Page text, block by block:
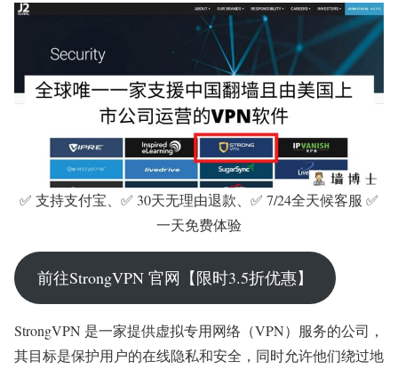
✅ 支持支付宝、✅ 30天无理由退款、✅ 7/24全天候客服 ✅
一天免费体验
前往StrongVPN 官网【限时3.5折优惠】
StrongVPN 是一家提供虚拟专用网络（VPN）服务的公司，
其目标是保护用户的在线隐私和安全，同时允许他们绕过地